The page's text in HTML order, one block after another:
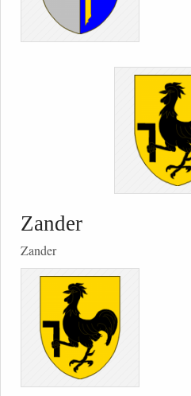
Zander
Zander